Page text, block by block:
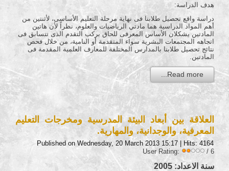
هدف الدراسة:
دراسة واقع تحصيل طلابنا فى نهاية مرحلة التعليم الأساسى، لأثنتين من
أهم المواد الدراسية هما مادتي الرياضيات والعلوم، نظراً لأن هاتين
المادتين يشكلان الأساس المعرفى للحاق بركب التقدم الذى تتسابق فى
اتجاهه المجتمعات البشرية سواء المتقدمة أو النامية، من خلال فحص
نتائج تحصيل طلابنا بالمدارس المختلفة للمعارف العلمية المقدمة فى
المادتين.
Read more...
العلاقة بين أبعاد البيئة المدرسية ومخرجات التعليم
المعرفية، والوجدانية، والمهارية.
Published on Wednesday, 20 March 2013 15:17| Hits: 4164
User Rating:
/ 6
سنة الاعداد:2005